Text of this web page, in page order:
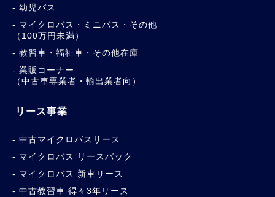
幼児バス
マイクロバス・ミニバス・その他
（100万円未満）
教習車・福祉車・その他在庫
業販コーナー
（中古車専業者・輸出業者向）
リース事業
中古マイクロバスリース
マイクロバス リースバック
マイクロバス 新車リース
中古教習車 得々3年リース